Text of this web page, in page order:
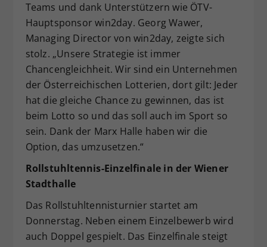
Teams und dank Unterstützern wie ÖTV-
Hauptsponsor win2day. Georg Wawer,
Managing Director von win2day, zeigte sich
stolz. „Unsere Strategie ist immer
Chancengleichheit. Wir sind ein Unternehmen
der Österreichischen Lotterien, dort gilt: Jeder
hat die gleiche Chance zu gewinnen, das ist
beim Lotto so und das soll auch im Sport so
sein. Dank der Marx Halle haben wir die
Option, das umzusetzen.“
Rollstuhltennis-Einzelfinale in der Wiener
Stadthalle
Das Rollstuhltennisturnier startet am
Donnerstag. Neben einem Einzelbewerb wird
auch Doppel gespielt. Das Einzelfinale steigt